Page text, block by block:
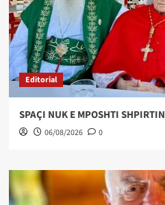
Editorial
SPAÇI NUK E MPOSHTI SHPIRTIN
06/08/2026 0